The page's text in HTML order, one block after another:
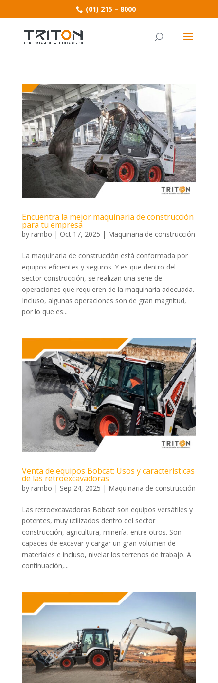
(01) 215 – 8000
Encuentra la mejor maquinaria de construcción
para tu empresa
by rambo | Oct 17, 2025 | Maquinaria de construcción
La maquinaria de construcción está conformada por
equipos eficientes y seguros. Y es que dentro del
sector construcción, se realizan una serie de
operaciones que requieren de la maquinaria adecuada.
Incluso, algunas operaciones son de gran magnitud,
por lo que es...
Venta de equipos Bobcat: Usos y características
de las retroexcavadoras
by rambo | Sep 24, 2025 | Maquinaria de construcción
Las retroexcavadoras Bobcat son equipos versátiles y
potentes, muy utilizados dentro del sector
construcción, agricultura, minería, entre otros. Son
capaces de excavar y cargar un gran volumen de
materiales e incluso, nivelar los terrenos de trabajo. A
continuación,...